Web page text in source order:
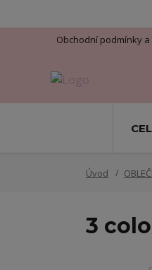
Obchodní podmínky
Úvod
3